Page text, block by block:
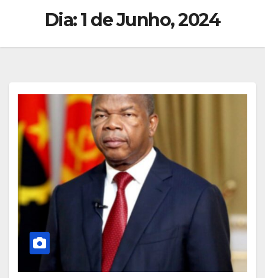
Dia:1 de Junho, 2024